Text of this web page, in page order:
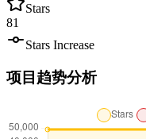
Stars
81
Stars Increase
项目趋势分析